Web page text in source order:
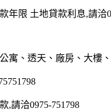
年限 土地貸款利息,請洽
寓、透天、廠房、大樓
,請洽0975-751798